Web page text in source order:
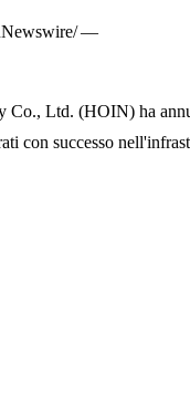
—
Co., Ltd. (HOIN) ha
con successo